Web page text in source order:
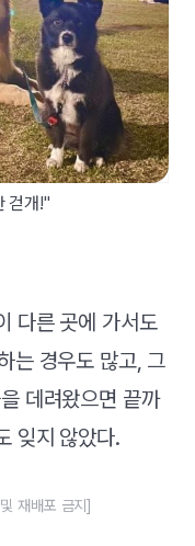
걷개!"
다른 곳에 가서도
는 경우도 많고, 그
데려왔으면 끝까
잊지 않았다.
재배포 금지]